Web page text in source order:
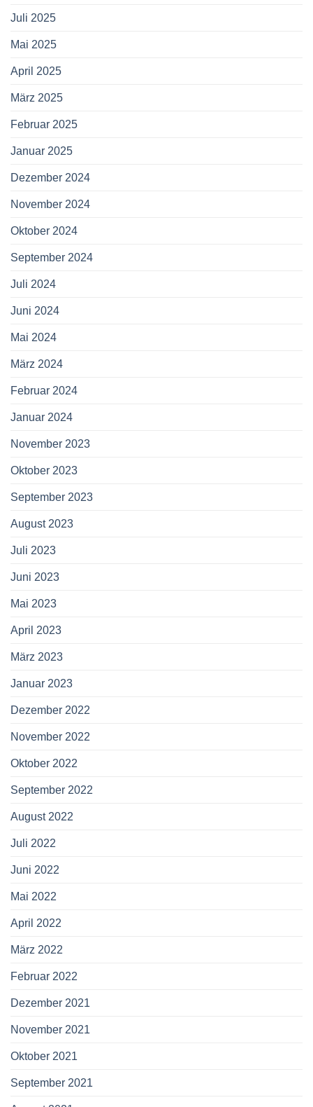
Juli 2025
Mai 2025
April 2025
März 2025
Februar 2025
Januar 2025
Dezember 2024
November 2024
Oktober 2024
September 2024
Juli 2024
Juni 2024
Mai 2024
März 2024
Februar 2024
Januar 2024
November 2023
Oktober 2023
September 2023
August 2023
Juli 2023
Juni 2023
Mai 2023
April 2023
März 2023
Januar 2023
Dezember 2022
November 2022
Oktober 2022
September 2022
August 2022
Juli 2022
Juni 2022
Mai 2022
April 2022
März 2022
Februar 2022
Dezember 2021
November 2021
Oktober 2021
September 2021